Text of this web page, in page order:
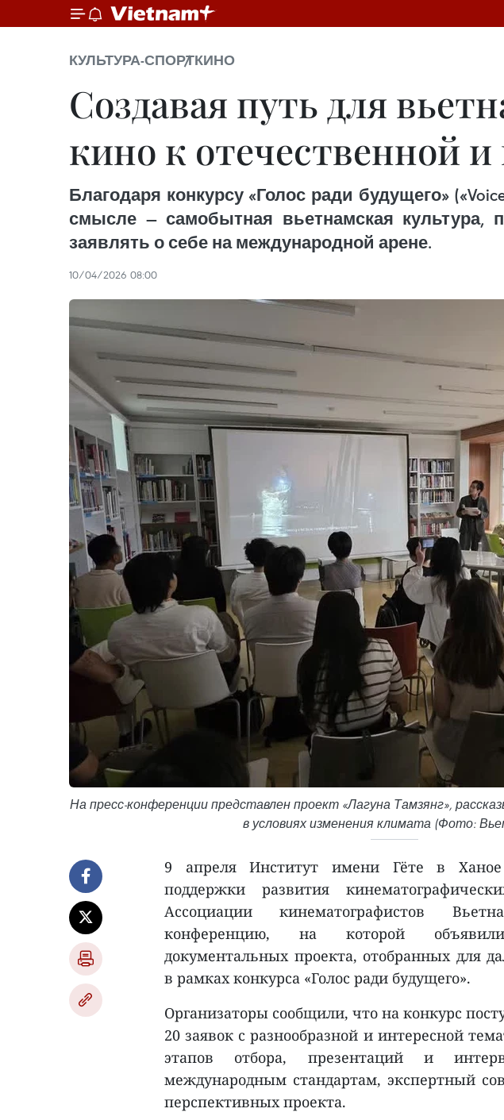
КУЛЬТУРА-СПОРТКИНО
Создавая путь для
кино к отечественной
Благодаря конкурсу «Голос ради будущего»
смысле — самобытная вьетнамская культура,
заявлять о себе на международной арене.
10/04/2026 08:00
На пресс-конференции представлен проект «Лагуна Тамзянг»,
в условиях изменения климата (Фото:
9 апреля Институт имени Гёте в
поддержки развития
Ассоциации кинематографистов
конференцию, на которой
документальных проекта, отобранных для
в рамках конкурса «Голос ради будущего».
Организаторы сообщили, что на конкурс
20 заявок с разнообразной и интересной
этапов отбора, презентаций и
международным стандартам, экспертный
перспективных проекта.